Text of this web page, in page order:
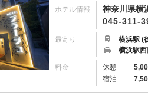
ホテル情報
神奈川県横
045-311-
最寄り
横浜駅 (
横浜駅
料金 休憩
宿泊